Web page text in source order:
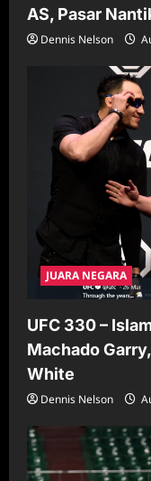
AS, Pasar
Dennis Nelson
JUARA NEGARA
UFC 330 –
Machado
White
Dennis Nelson